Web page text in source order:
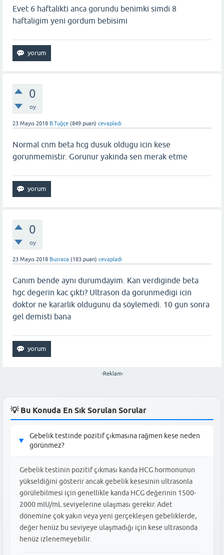
Evet 6 haftalikti anca gorundu benimki simdi 8
haftaligim yeni gordum bebisimi
0
oy
23 Mayıs 2018 B.Tuğçe (849 puan) cevapladı
Normal cnm beta hcg dusuk oldugu icin kese
gorunmemistir. Gorunur yakinda sen merak etme
0
oy
23 Mayıs 2018 Busraca (183 puan) cevapladı
Canım bende aynı durumdayim. Kan verdiginde beta
hgc degerin kac çıktı? Ultrason da gorunmedigi icin
doktor ne kararlik oldugunu da söylemedi. 10 gun sonra
gel demisti bana
-Reklam-
💡 Bu Konuda En Sık Sorulan Sorular
▶
Gebelik testinde pozitif çıkmasına rağmen kese neden
görünmez?
Gebelik testinin pozitif çıkması kanda HCG hormonunun
yükseldiğini gösterir ancak gebelik kesesinin ultrasonla
görülebilmesi için genellikle kanda HCG değerinin 1500-
2000 mIU/mL seviyelerine ulaşması gerekir. Adet
dönemine çok yakın veya yeni gerçekleşen gebeliklerde,
değer henüz bu seviyeye ulaşmadığı için kese ultrasonda
henüz izlenemeyebilir.